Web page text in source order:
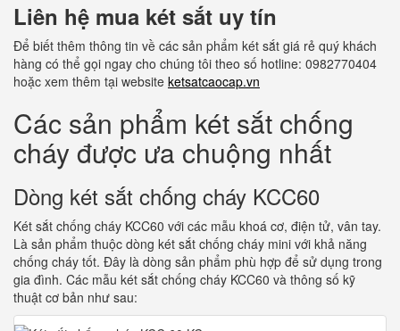
Liên hệ mua két sắt uy tín
Để biết thêm thông tin về các sản phẩm két sắt giá rẻ quý khách
hàng có thể gọi ngay cho chúng tôi theo số hotline: 0982770404
hoặc xem thêm tại website ketsatcaocap.vn
Các sản phẩm két sắt chống
cháy được ưa chuộng nhất
Dòng két sắt chống cháy KCC60
Két sắt chống cháy KCC60 với các mẫu khoá cơ, điện tử, vân tay.
Là sản phẩm thuộc dòng két sắt chống cháy mini với khả năng
chống cháy tốt. Đây là dòng sản phẩm phù hợp để sử dụng trong
gia đình. Các mẫu két sắt chống cháy KCC60 và thông số kỹ
thuật cơ bản như sau: